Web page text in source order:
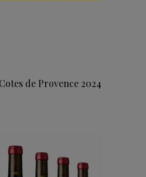
de Provence 2024